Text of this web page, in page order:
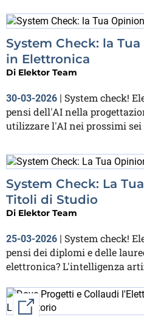
System Check: la
in Elettronica
Di Elektor Team
30-03-2026 | System check!
pensi dell'AI nella
utilizzare l'AI nei prossimi sei
System Check: La
Titoli di Studio
Di Elektor Team
25-03-2026 | System check!
pensi dei diplomi e delle
elettronica? L'intelligenza
Link esterno